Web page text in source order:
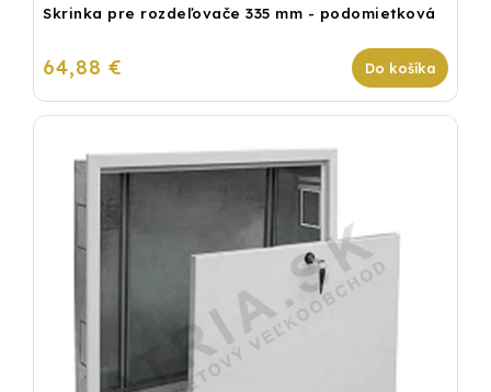
Skrinka pre rozdeľovače 335 mm - podomietková
64,88 € Do košíka